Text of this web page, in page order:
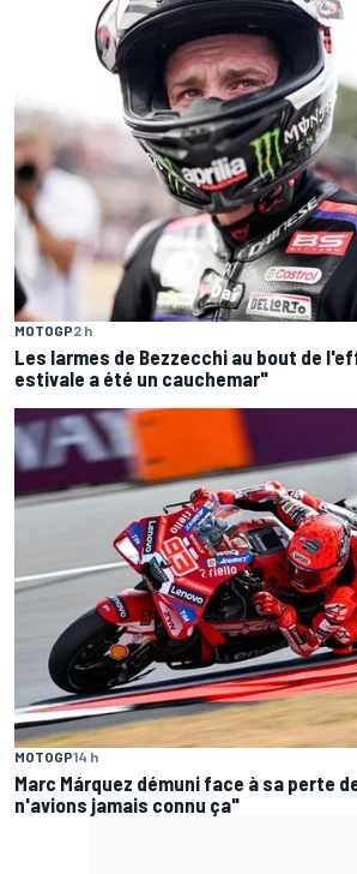
MOTOGP2 h
Les larmes de Bezzecchi au bout de
estivale a été un cauchemar"
MOTOGP14 h
Marc Márquez démuni face à sa perte
n'avions jamais connu ça"